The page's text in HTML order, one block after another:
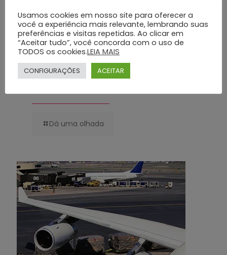
Planos Funerários Preventivos: Conheça os Benefícios do Grupo Silva
Dá uma olhada
Usamos cookies em nosso site para oferecer a
você a experiência mais relevante, lembrando suas
preferências e visitas repetidas. Ao clicar em
“Aceitar tudo”, você concorda com o uso de
TODOS os cookies.LEIA MAIS
CONFIGURAÇÕES ACEITAR